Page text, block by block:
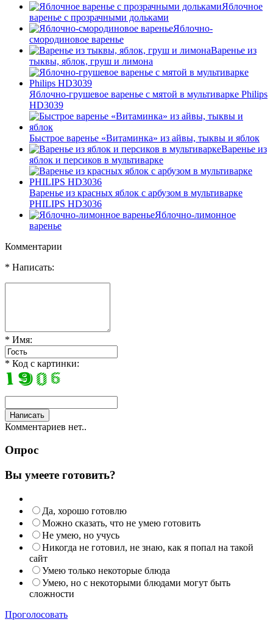
Яблочное
варенье с прозрачными дольками
Яблочно-
смородиновое варенье
Варенье из
тыквы, яблок, груш и лимона
Яблочно-грушевое варенье с мятой в мультиварке Philips
HD3039
Быстрое варенье «Витаминка» из айвы, тыквы и яблок
Варенье из
яблок и персиков в мультиварке
Варенье из красных яблок с арбузом в мультиварке
PHILIPS HD3036
Яблочно-лимонное
варенье
Комментарии
* Написать:
* Имя:
* Код с картинки:
Комментариев нет..
Опрос
Вы умеете готовить?
Да, хорошо готовлю
Можно сказать, что не умею готовить
Не умею, но учусь
Никогда не готовил, не знаю, как я попал на такой
сайт
Умею только некоторые блюда
Умею, но с некоторыми блюдами могут быть
сложности
Проголосовать